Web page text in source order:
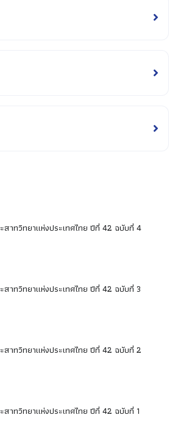
สาทวิทยาแห่งประเทศไทย ปีที่ 42 ฉบับที่ 4
สาทวิทยาแห่งประเทศไทย ปีที่ 42 ฉบับที่ 3
สาทวิทยาแห่งประเทศไทย ปีที่ 42 ฉบับที่ 2
สาทวิทยาแห่งประเทศไทย ปีที่ 42 ฉบับที่ 1